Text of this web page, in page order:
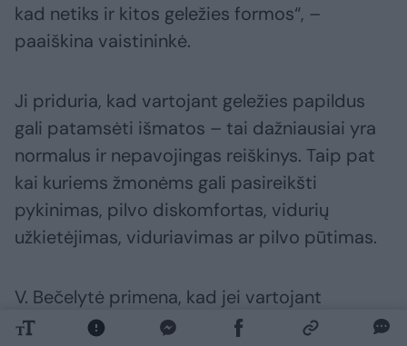
kad netiks ir kitos geležies formos“, –
paaiškina vaistininkė.
Ji priduria, kad vartojant geležies papildus
gali patamsėti išmatos – tai dažniausiai yra
normalus ir nepavojingas reiškinys. Taip pat
kai kuriems žmonėms gali pasireikšti
pykinimas, pilvo diskomfortas, vidurių
užkietėjimas, viduriavimas ar pilvo pūtimas.
V. Bečelytė primena, kad jei vartojant
gydytojo paskirtą ar vaistininko